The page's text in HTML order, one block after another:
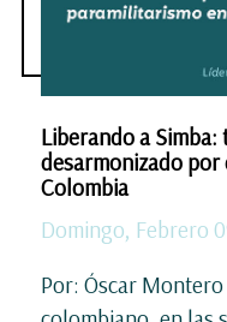
Liberando a
desarmonizado
Colombia
Domingo, Febrero
Por: Óscar